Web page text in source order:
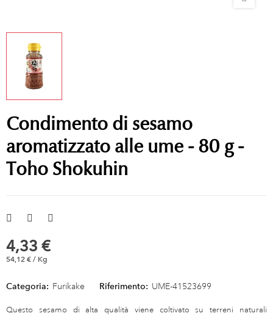
Condimento di sesamo
aromatizzato alle ume - 80 g -
Toho Shokuhin
4,33 €
54,12 € / Kg
Categoria: Furikake Riferimento: UME-41523699
Questo sesamo di alta qualità viene coltivato su terreni naturali